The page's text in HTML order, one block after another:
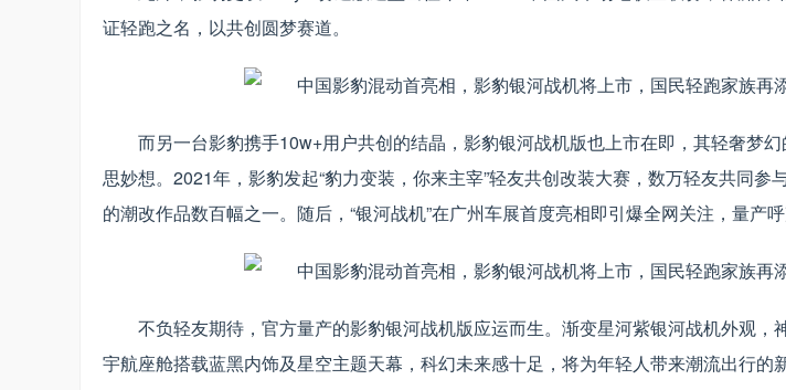
证轻跑之名，以共创圆梦赛道。
而另一台影豹携手10w+用户共创的结晶，影豹银河战机版也上市在即，其轻奢梦
思妙想。2021年，影豹发起“豹力变装，你来主宰”轻友共创改装大赛，数万轻友共同参
的潮改作品数百幅之一。随后，“银河战机”在广州车展首度亮相即引爆全网关注，量产呼
不负轻友期待，官方量产的影豹银河战机版应运而生。渐变星河紫银河战机外观，
宇航座舱搭载蓝黑内饰及星空主题天幕，科幻未来感十足，将为年轻人带来潮流出行的新